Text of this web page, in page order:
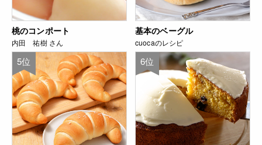
桃のコンポート
内田 祐樹 さん
基本のベーグル
cuocaのレシピ
5位 6位